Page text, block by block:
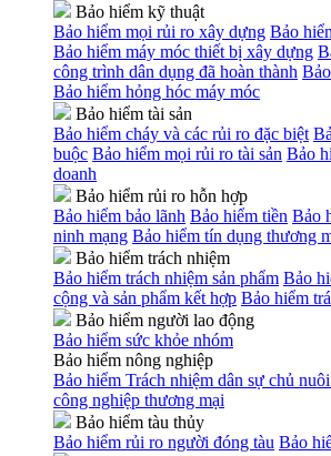
Bảo hiểm kỹ thuật
Bảo hiểm mọi rủi ro xây dựng Bảo
Bảo hiểm máy móc thiết bị xây dựng
công trình dân dụng đã hoàn thành
Bảo hiểm hỏng hóc máy móc
Bảo hiểm tài sản
Bảo hiểm cháy và các rủi ro đặc biệt
buộc Bảo hiểm mọi rủi ro tài sản Bảo
doanh
Bảo hiểm rủi ro hỗn hợp
Bảo hiểm bảo lãnh Bảo hiểm tiền Bảo
ninh mạng Bảo hiểm tín dụng thương
Bảo hiểm trách nhiệm
Bảo hiểm trách nhiệm sản phẩm Bảo
cộng và sản phẩm kết hợp Bảo hiểm
Bảo hiểm người lao động
Bảo hiểm sức khỏe nhóm
Bảo hiểm nông nghiệp
Bảo hiểm Trách nhiệm dân sự chủ
công nghiệp thương mại
Bảo hiểm tàu thủy
Bảo hiểm rủi ro người đóng tàu Bảo